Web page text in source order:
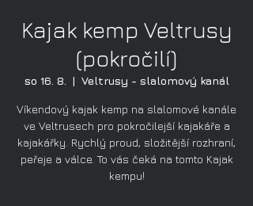
Kajak kemp Veltrusy
(pokročilí)
so 16. 8.
  |
Veltrusy - slalomový kanál
Víkendový kajak kemp na slalomové kanále
ve Veltrusech pro pokročilejší kajakáře a
kajakářky. Rychlý proud, složitější rozhraní,
peřeje a válce. To vás čeká na tomto Kajak
kempu!